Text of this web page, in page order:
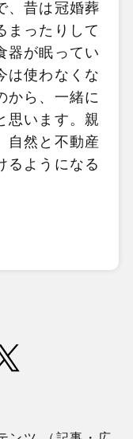
、昔は冠婚葬
まったりして
器が眠ってい
は使わなくな
から、一緒に
思います。親
自然と不動産
るようになる